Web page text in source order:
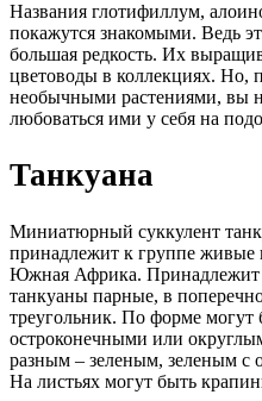
Названия глотифиллум,
покажутся знакомыми. Ведь
большая редкость. Их
цветоводы в коллекциях. Но,
необычными растениями, вы
любоваться ими у себя на
Танкуана
Миниатюрный суккулент
принадлежит к группе живые
Южная Африка. Принадлежит
танкуаны парные, в
треугольник. По форме могут
остроконечными или
разным – зеленым, зеленым с
На листьях могут быть